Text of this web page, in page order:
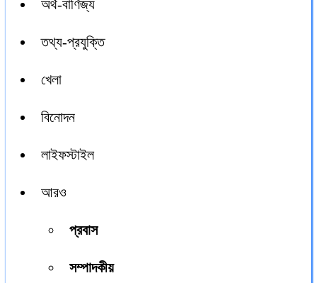
অর্থ-বাণিজ্য
তথ্য-প্রযুক্তি
খেলা
বিনোদন
লাইফস্টাইল
আরও
প্রবাস
সম্পাদকীয়